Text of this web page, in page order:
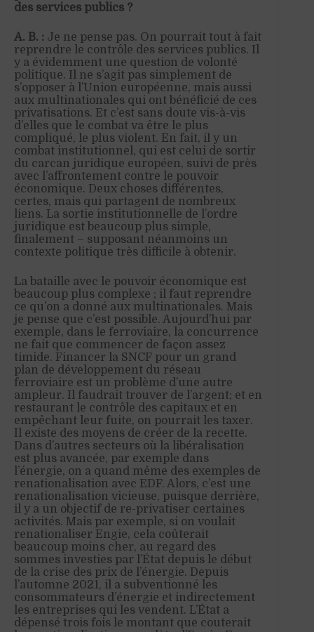
des services publics ?
A. B. : Je ne pense pas. On pourrait tout à fait
reprendre le contrôle des services publics. Il
y a évidemment une question de volonté
politique. Il ne s’agit pas simplement de
s’opposer à l’Union européenne, mais aussi
aux multinationales qui ont bénéficié de ces
privatisations. Et c’est sans doute vis-à-vis
d’elles que le combat va être le plus
compliqué, le plus violent. En fait, il y un
combat institutionnel, qui est celui de sortir
du carcan juridique européen, suivi de près
avec l’affrontement contre le pouvoir
économique. Deux choses différentes,
certes, mais qui partagent de nombreux
liens. La sortie institutionnelle de l’ordre
juridique est beaucoup plus simple,
finalement – supposant néanmoins un
contexte politique très difficile à obtenir.
La bataille avec le pouvoir économique est
beaucoup plus complexe ; il faut reprendre
ce qu’on a donné aux multinationales. Mais
je pense que c’est possible. Aujourd’hui par
exemple, dans le ferroviaire, la concurrence
ne fait que commencer de façon assez
timide. Financer la SNCF pour un grand
plan de développement du réseau
ferroviaire est un problème d’une autre
ampleur. Il faudrait trouver de l’argent; et en
restaurant le contrôle des capitaux et en
empêchant leur fuite, on pourrait les taxer.
Il existe des moyens de créer de la recette.
Dans d’autres secteurs où la libéralisation
est plus avancée, par exemple dans
l’énergie, on a quand même des exemples de
renationalisation avec EDF. Alors, c’est une
renationalisation vicieuse, puisque derrière,
il y a un objectif de re-privatiser certaines
activités. Mais par exemple, si on voulait
renationaliser Engie, cela coûterait
beaucoup moins cher, au regard des
sommes investies par l’État depuis le début
de la crise des prix de l’énergie. Depuis
l’automne 2021, il a subventionné les
consommateurs d’énergie et indirectement
les entreprises qui les vendent. L’État a
dépensé trois fois le montant que couterait